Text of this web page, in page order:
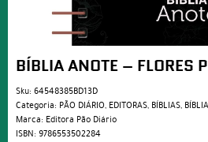
BÍBLIA ANOTE – FLORES
Sku: 64548385BD13D
Categoria: PÃO DIÁRIO, EDITORAS, BÍBLIAS,
Marca: Editora Pão Diário
ISBN: 9786553502284